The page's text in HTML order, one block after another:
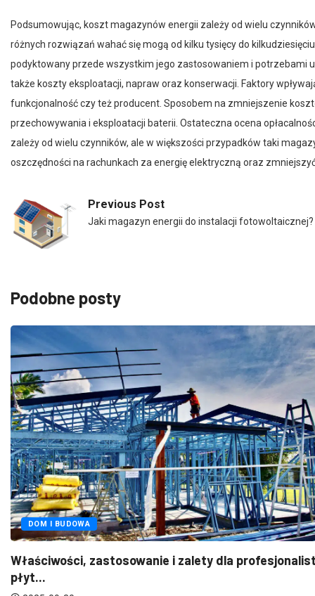
różnych rozwiązań wahać się mogą od kilku tysięcy do
podyktowany przede wszystkim jego zastosowaniem i potrzebami
także koszty eksploatacji, napraw oraz konserwacji. Faktory
funkcjonalność czy też producent. Sposobem na zmniejszenie
przechowywania i eksploatacji baterii. Ostateczna ocena
zależy od wielu czynników, ale w większości przypadków taki
oszczędności na rachunkach za energię elektryczną oraz
Jaki magazyn energii do instalacji fotowoltaicznej?
DOM I BUDOWA
Właściwości, zastosowanie i zalety dla
płyt...
2025-09-30